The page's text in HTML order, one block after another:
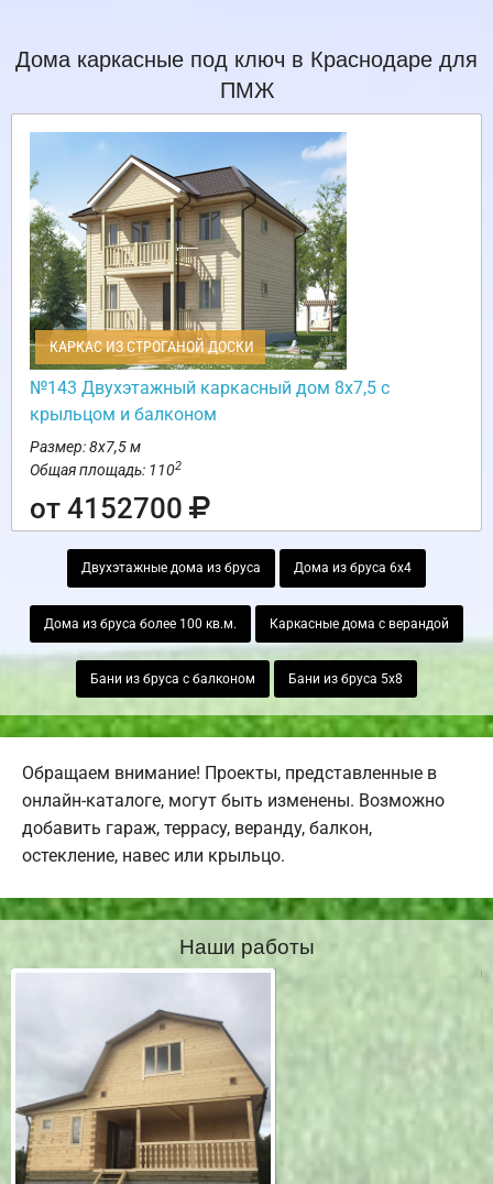
Дома каркасные под ключ в Краснодаре для
ПМЖ
КАРКАС ИЗ СТРОГАНОЙ ДОСКИ
№143 Двухэтажный каркасный дом 8х7,5 с
крыльцом и балконом
Размер: 8х7,5 м
Общая площадь: 1102
от 4152700
Двухэтажные дома из бруса Дома из бруса 6х4
Дома из бруса более 100 кв.м. Каркасные дома с верандой
Бани из бруса с балконом Бани из бруса 5х8
Обращаем внимание! Проекты, представленные в
онлайн-каталоге, могут быть изменены. Возможно
добавить гараж, террасу, веранду, балкон,
остекление, навес или крыльцо.
Наши работы